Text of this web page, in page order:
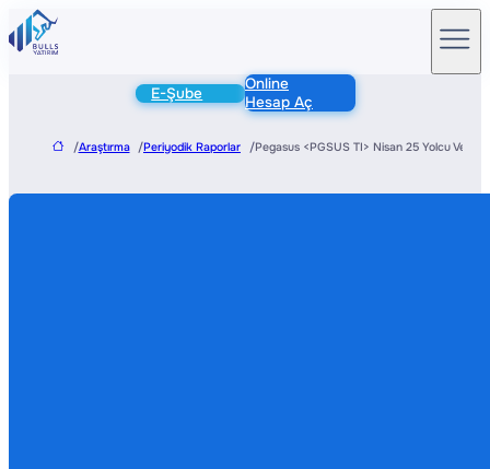
E-Şube
Online
Hesap Aç
/Araştırma /Periyodik Raporlar /Pegasus <PGSUS TI> Nisan 25 Yolcu Verisi